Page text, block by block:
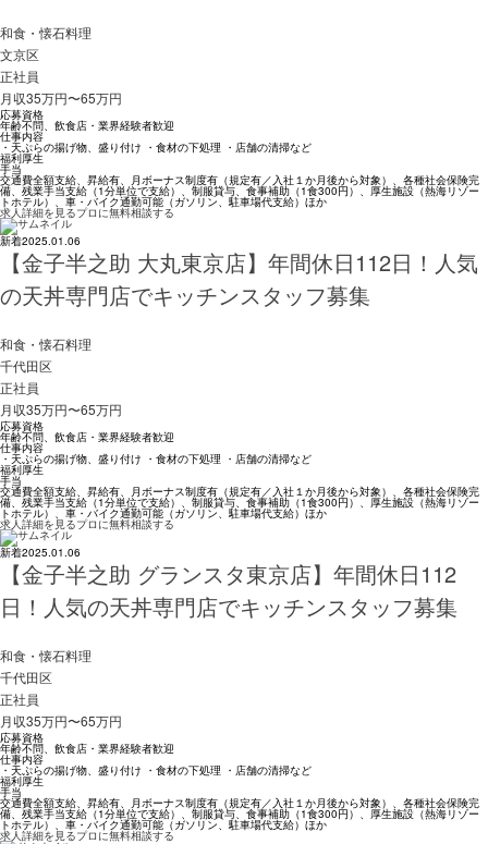
和食・懐石料理
文京区
正社員
月収35万円〜65万円
応募資格
年齢不問、飲食店・業界経験者歓迎
仕事内容
・天ぷらの揚げ物、盛り付け ・食材の下処理 ・店舗の清掃など
福利厚生
手当
交通費全額支給、昇給有、月ボーナス制度有（規定有／入社１か月後から対象）、各種社会保険完
備、残業手当支給（1分単位で支給）、制服貸与、食事補助（1食300円）、厚生施設（熱海リゾー
トホテル）、車・バイク通勤可能（ガソリン、駐車場代支給）ほか
求人詳細を見るプロに無料相談する
新着2025.01.06
【金子半之助 大丸東京店】年間休日112日！人気
の天丼専門店でキッチンスタッフ募集
和食・懐石料理
千代田区
正社員
月収35万円〜65万円
応募資格
年齢不問、飲食店・業界経験者歓迎
仕事内容
・天ぷらの揚げ物、盛り付け ・食材の下処理 ・店舗の清掃など
福利厚生
手当
交通費全額支給、昇給有、月ボーナス制度有（規定有／入社１か月後から対象）、各種社会保険完
備、残業手当支給（1分単位で支給）、制服貸与、食事補助（1食300円）、厚生施設（熱海リゾー
トホテル）、車・バイク通勤可能（ガソリン、駐車場代支給）ほか
求人詳細を見るプロに無料相談する
新着2025.01.06
【金子半之助 グランスタ東京店】年間休日112
日！人気の天丼専門店でキッチンスタッフ募集
和食・懐石料理
千代田区
正社員
月収35万円〜65万円
応募資格
年齢不問、飲食店・業界経験者歓迎
仕事内容
・天ぷらの揚げ物、盛り付け ・食材の下処理 ・店舗の清掃など
福利厚生
手当
交通費全額支給、昇給有、月ボーナス制度有（規定有／入社１か月後から対象）、各種社会保険完
備、残業手当支給（1分単位で支給）、制服貸与、食事補助（1食300円）、厚生施設（熱海リゾー
トホテル）、車・バイク通勤可能（ガソリン、駐車場代支給）ほか
求人詳細を見るプロに無料相談する